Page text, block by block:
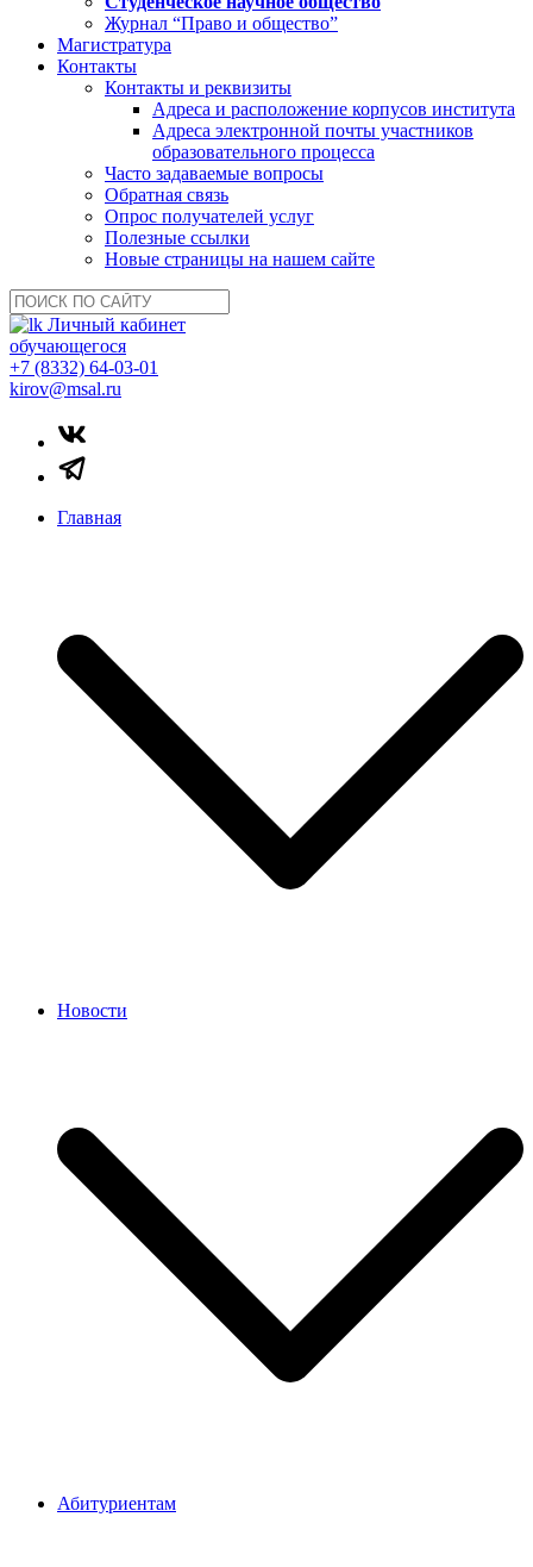
Журнал “Право и общество”
Магистратура
Контакты
Контакты и реквизиты
Адреса и расположение корпусов института
Адреса электронной почты участников
образовательного процесса
Часто задаваемые вопросы
Обратная связь
Опрос получателей услуг
Полезные ссылки
Новые страницы на нашем сайте
Личный кабинет
обучающегося
+7 (8332) 64-03-01
kirov@msal.ru
Главная
Новости
Абитуриентам